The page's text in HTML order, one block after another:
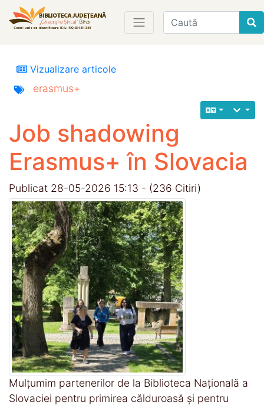
Find
Vizualizare articole
erasmus+
Job shadowing
Erasmus+ în Slovacia
Publicat 28-05-2026 15:13 - (236 Citiri)
Mulțumim partenerilor de la Biblioteca Națională a
Slovaciei pentru primirea călduroasă și pentru